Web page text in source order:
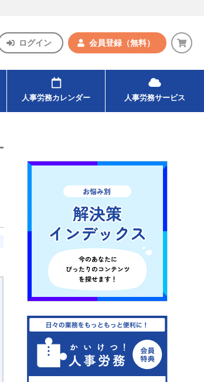
ログイン 会員登録 （無料）
人事労務カレンダー 人事労務サービス